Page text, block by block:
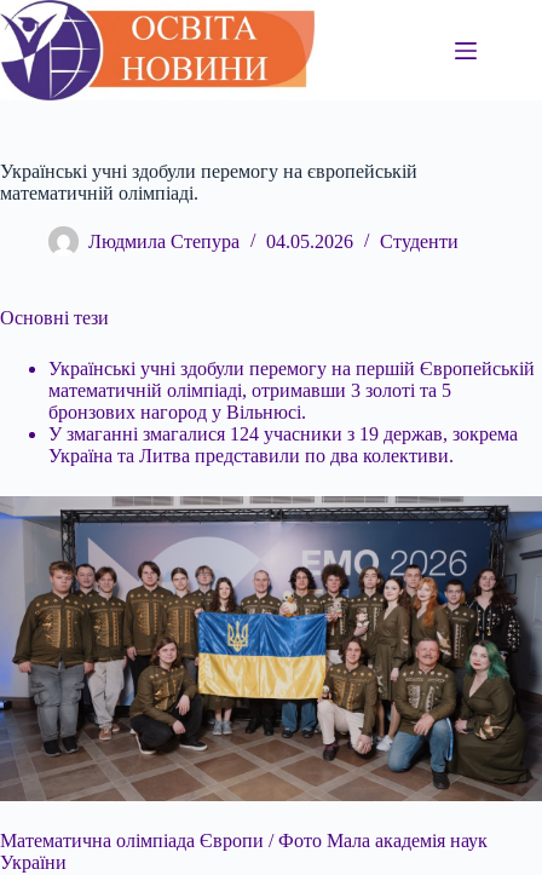
Перейти
до
вмісту
Українські учні здобули перемогу на європейській
математичній олімпіаді.
Людмила Степура 04.05.2026 Студенти
Основні тези
Українські учні здобули перемогу на першій Європейській
математичній олімпіаді, отримавши 3 золоті та 5
бронзових нагород у Вільнюсі.
У змаганні змагалися 124 учасники з 19 держав, зокрема
Україна та Литва представили по два колективи.
Математична олімпіада Європи / Фото Мала академія наук
України